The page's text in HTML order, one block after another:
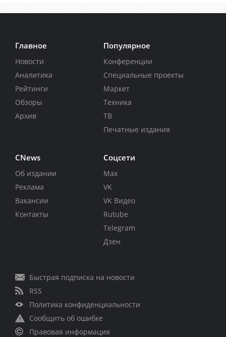
Главное
Новости
Аналитика
Рейтинги
Обзоры
Архив
Популярное
Конференции
Специальные проекты
Маркет
Техника
ТВ
Печатные издания
CNews
Об издании
Реклама
Вакансии
Контакты
Соцсети
Max
VK
VK Видео
Rutube
Telegram
Дзен
Быстрая подписка на новости
RSS
Политика конфиденциальности
Сообщить об ошибке
Правовая информация